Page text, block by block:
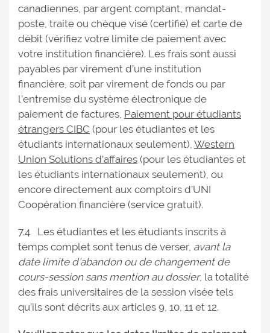
canadiennes, par argent comptant, mandat-
poste, traite ou chèque visé (certifié) et carte de
débit (vérifiez votre limite de paiement avec
votre institution financière). Les frais sont aussi
payables par virement d’une institution
financière, soit par virement de fonds ou par
l’entremise du système électronique de
paiement de factures, Paiement pour étudiants
étrangers CIBC (pour les étudiantes et les
étudiants internationaux seulement), Western
Union Solutions d’affaires (pour les étudiantes et
les étudiants internationaux seulement), ou
encore directement aux comptoirs d’UNI
Coopération financière (service gratuit).
7.4 Les étudiantes et les étudiants inscrits à
temps complet sont tenus de verser, avant la
date limite d’abandon ou de changement de
cours-session sans mention au dossier, la totalité
des frais universitaires de la session visée tels
qu’ils sont décrits aux articles 9, 10, 11 et 12.